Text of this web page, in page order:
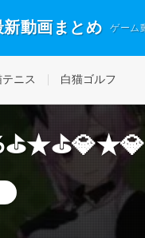
動画まとめ ゲーム
テニス 白猫ゴルフ